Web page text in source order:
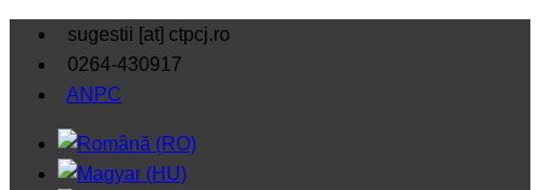
sugestii [at] ctpcj.ro
0264-430917
ANPC